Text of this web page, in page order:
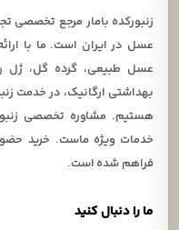
ما را دنبال کنید
زنبورکده بامار مرجع تخصصی
عسل در ایران است. ما با
عسل طبیعی، گرده گل، ژل
بهداشتی ارگانیک، در خدمت
هستیم. مشاوره تخصصی
خدمات ویژه ماست. خرید
فراهم شده است.